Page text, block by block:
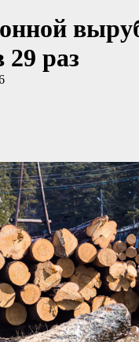
29 раз